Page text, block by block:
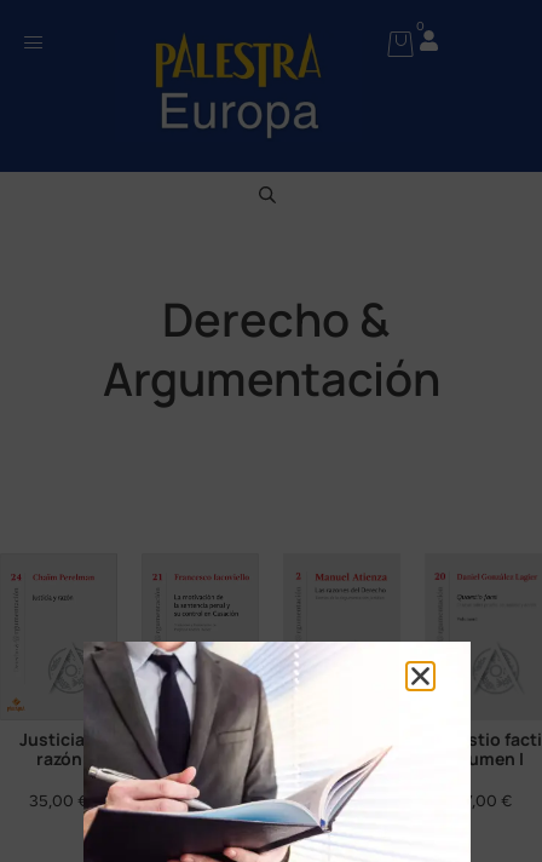
0
Derecho &
Argumentación
Justicia y
razón
35,00 €
La motivación
de la
sentencia
penal y su
control en
Casación
del Derecho.
Teorías de la
argumentación
jurídica
Quaestio facti
Volumen I
27,00 €